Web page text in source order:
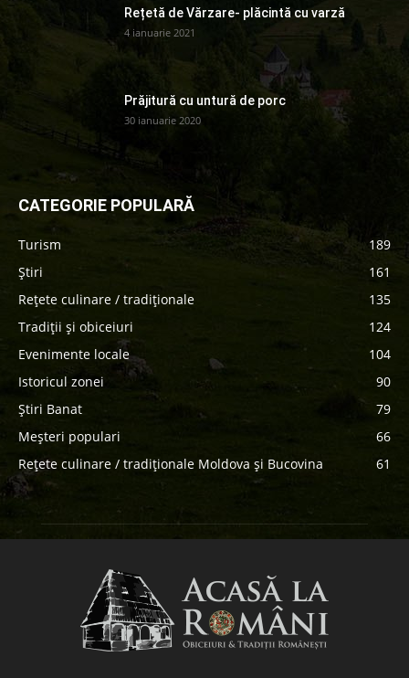
Rețetă de Vărzare- plăcintă cu varză
4 ianuarie 2021
Prăjitură cu untură de porc
30 ianuarie 2020
CATEGORIE POPULARĂ
Turism
189
Știri
161
Rețete culinare / tradiționale
135
Tradiții și obiceiuri
124
Evenimente locale
104
Istoricul zonei
90
Știri Banat
79
Meșteri populari
66
Rețete culinare / tradiționale Moldova și Bucovina
61